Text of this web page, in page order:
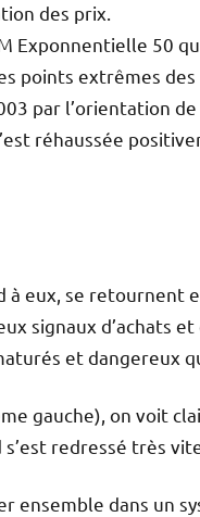
des prix.
Exponnentielle 50
points extrêmes
par l’orientation de
réhaussée
à eux, se retournent
signaux d’achats
et dangereux
gauche), on voit
redressé très
ensemble dans un